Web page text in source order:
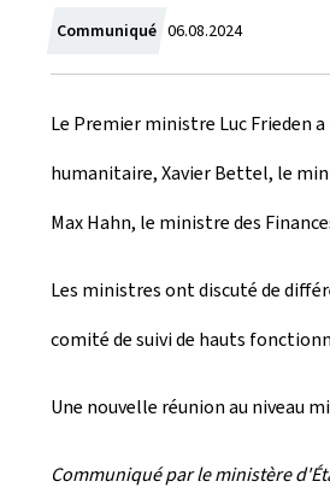
Communiqué C
r
é
e
l
06.08.2024
Le Premier ministre Luc Frieden
humanitaire, Xavier Bettel, le
Max Hahn, le ministre des
Les ministres ont discuté de
comité de suivi de hauts
Une nouvelle réunion au niveau
Communiqué par le ministère